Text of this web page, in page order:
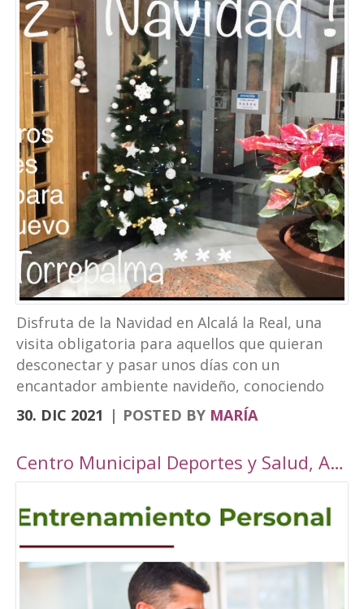
Disfruta de la Navidad en Alcalá la Real, una
visita obligatoria para aquellos que quieran
desconectar y pasar unos días con un
encantador ambiente navideño, conociendo
los rincones tan bonitos que ofrece nuestra
localidad. Este año, Alcalá la Real oferta todo
con una cuidada ambientación navideña. El
Ayuntamiento pasarán ser un parque navideño
donde se colocará un tobogán de hielo
artificial y un tiovivo, acompañados de un
alumbrado navideño digno de la hermosura de
nuestra localidad junto a puestos de castañas,
30. DIC 2021 POSTED BY MARÍA
Centro Municipal Deportes y Salud, Alcalá la Real